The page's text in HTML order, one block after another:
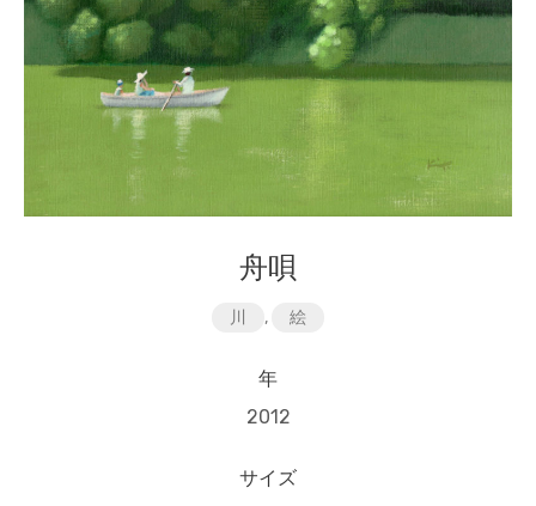
舟唄
川 , 絵
年
2012
サイズ